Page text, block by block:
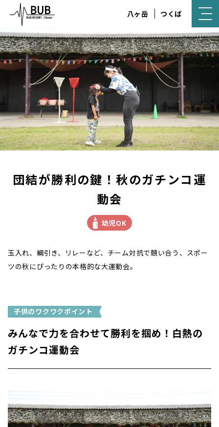
八ヶ岳 つくば
団結が勝利の鍵！秋のガチンコ運
動会
幼児OK
玉入れ、綱引き、リレーなど、チーム対抗で競い合う、スポー
ツの秋にぴったりの本格的な大運動会。
子供のワクワクポイント
みんなで力を合わせて勝利を掴め！白熱の
ガチンコ運動会